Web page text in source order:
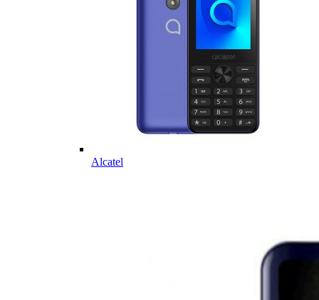
Alcatel